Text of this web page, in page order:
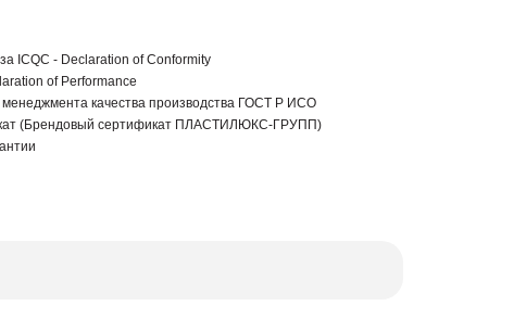
ICQC - Declaration of Conformity
of Performance
качества производства ГОСТ Р ИСО
(Брендовый сертификат ПЛАСТИЛЮКС-ГРУПП)